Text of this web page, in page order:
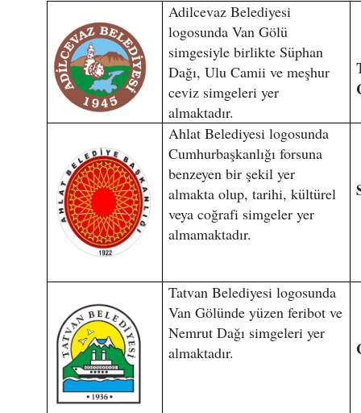
Adilcevaz Belediyesi
logosunda Van Gölü
simgesiyle birlikte Süphan
Dağı, Ulu Camii ve meşhur
ceviz simgeleri yer
almaktadır.
Ahlat Belediyesi logosunda
Cumhurbaşkanlığı forsuna
benzeyen bir şekil yer
almakta olup, tarihi, kültürel
veya coğrafi simgeler yer
almamaktadır.
Tatvan Belediyesi logosunda
Van Gölünde yüzen feribot ve
Nemrut Dağı simgeleri yer
almaktadır.